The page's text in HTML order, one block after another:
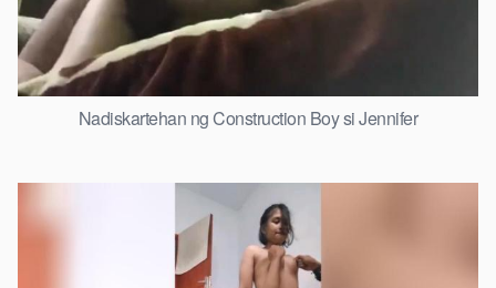
Nadiskartehan ng Construction Boy si Jennifer